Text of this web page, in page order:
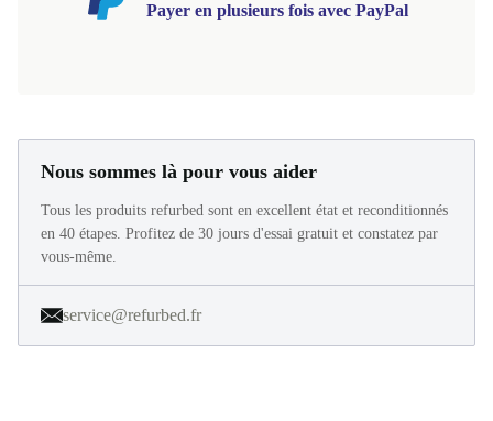
Payer en plusieurs fois avec PayPal
Nous sommes là pour vous aider
Tous les produits refurbed sont en excellent état et reconditionnés
en 40 étapes. Profitez de 30 jours d'essai gratuit et constatez par
vous-même.
service@refurbed.fr